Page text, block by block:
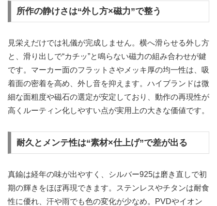
所作の静けさは“外し方×磁力”で整う
見栄えだけでは礼儀が完成しません。横へ滑らせる外し方
と、滑り出しで“カチッ”と鳴らない磁力の組み合わせが鍵
です。マーカー面のフラットさやメッキ厚の均一性は、吸
着面の密着を高め、外し音を抑えます。ハイブランドは微
細な面粗度や磁石の選定が安定しており、動作の再現性が
高くルーティン化しやすい点が実用上の大きな価値です。
耐久とメンテ性は“素材×仕上げ”で差が出る
真鍮は経年の味が出やすく、シルバー925は磨き直しで初
期の輝きをほぼ再現できます。ステンレスやチタンは耐食
性に優れ、汗や雨でも色の変化が少なめ。PVDやイオン